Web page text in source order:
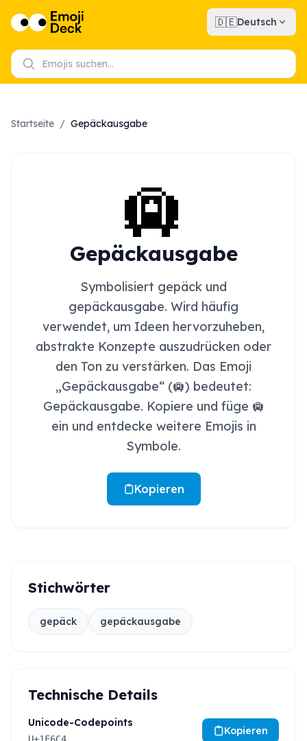
🇩🇪Deutsch
Startseite / Gepäckausgabe
🛄
Gepäckausgabe
Symbolisiert gepäck und
gepäckausgabe. Wird häufig
verwendet, um Ideen hervorzuheben,
abstrakte Konzepte auszudrücken oder
den Ton zu verstärken. Das Emoji
„Gepäckausgabe“ (🛄) bedeutet:
Gepäckausgabe. Kopiere und füge 🛄
ein und entdecke weitere Emojis in
Symbole.
Kopieren
Stichwörter
gepäck gepäckausgabe
Technische Details
Unicode-Codepoints
Kopieren